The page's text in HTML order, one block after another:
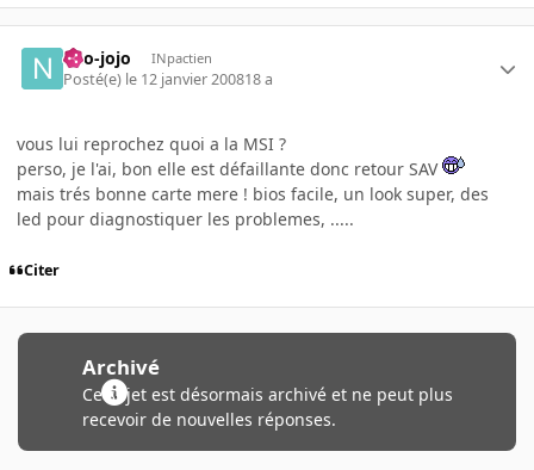
neo-jojo INpactien
Posté(e) le 12 janvier 200818 a
vous lui reprochez quoi a la MSI ?
perso, je l'ai, bon elle est défaillante donc retour SAV
mais trés bonne carte mere ! bios facile, un look super, des
led pour diagnostiquer les problemes, .....
Citer
Archivé
Ce sujet est désormais archivé et ne peut plus
recevoir de nouvelles réponses.